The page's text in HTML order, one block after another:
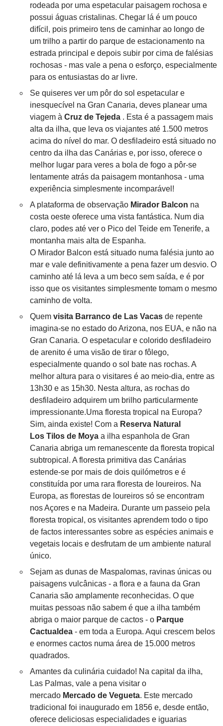
rodeada por uma espetacular paisagem rochosa e
possui águas cristalinas. Chegar lá é um pouco
difícil, pois primeiro tens de caminhar ao longo de
um trilho a partir do parque de estacionamento na
estrada principal e depois subir por cima de falésias
rochosas - mas vale a pena o esforço, especialmente
para os entusiastas do ar livre.
Se quiseres ver um pôr do sol espetacular e
inesquecível na Gran Canaria, deves planear uma
viagem à Cruz de Tejeda . Esta é a passagem mais
alta da ilha, que leva os viajantes até 1.500 metros
acima do nível do mar. O desfiladeiro está situado no
centro da ilha das Canárias e, por isso, oferece o
melhor lugar para veres a bola de fogo a pôr-se
lentamente atrás da paisagem montanhosa - uma
experiência simplesmente incomparável!
A plataforma de observação Mirador Balcon na
costa oeste oferece uma vista fantástica. Num dia
claro, podes até ver o Pico del Teide em Tenerife, a
montanha mais alta de Espanha.
O Mirador Balcon está situado numa falésia junto ao
mar e vale definitivamente a pena fazer um desvio. O
caminho até lá leva a um beco sem saída, e é por
isso que os visitantes simplesmente tomam o mesmo
caminho de volta.
Quem visita Barranco de Las Vacas de repente
imagina-se no estado do Arizona, nos EUA, e não na
Gran Canaria. O espetacular e colorido desfiladeiro
de arenito é uma visão de tirar o fôlego,
especialmente quando o sol bate nas rochas. A
melhor altura para o visitares é ao meio-dia, entre as
13h30 e as 15h30. Nesta altura, as rochas do
desfiladeiro adquirem um brilho particularmente
impressionante.Uma floresta tropical na Europa?
Sim, ainda existe! Com a Reserva Natural
Los Tilos de Moya a ilha espanhola de Gran
Canaria abriga um remanescente da floresta tropical
subtropical. A floresta primitiva das Canárias
estende-se por mais de dois quilómetros e é
constituída por uma rara floresta de loureiros. Na
Europa, as florestas de loureiros só se encontram
nos Açores e na Madeira. Durante um passeio pela
floresta tropical, os visitantes aprendem todo o tipo
de factos interessantes sobre as espécies animais e
vegetais locais e desfrutam de um ambiente natural
único.
Sejam as dunas de Maspalomas, ravinas únicas ou
paisagens vulcânicas - a flora e a fauna da Gran
Canaria são amplamente reconhecidas. O que
muitas pessoas não sabem é que a ilha também
abriga o maior parque de cactos - o Parque
Cactualdea - em toda a Europa. Aqui crescem belos
e enormes cactos numa área de 15.000 metros
quadrados.
Amantes da culinária cuidado! Na capital da ilha,
Las Palmas, vale a pena visitar o
mercado Mercado de Vegueta. Este mercado
tradicional foi inaugurado em 1856 e, desde então,
oferece deliciosas especialidades e iguarias